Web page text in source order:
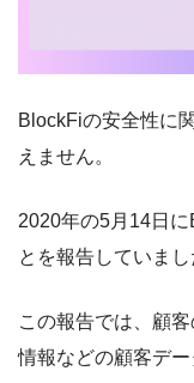
BlockFiの安全性に
えません。
2020年の5月14日
とを報告していまし
この報告では、顧
情報などの顧客デ